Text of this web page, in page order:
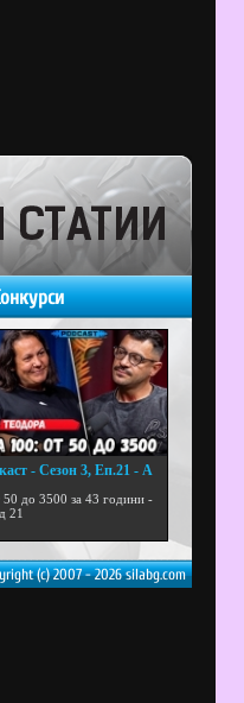
- Сезон 3, Еп.21 - А
до 3500 за 43 години -
21
(c) 2007 - 2026 silabg.com